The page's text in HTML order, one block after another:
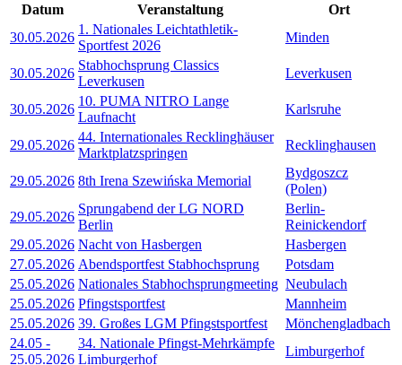
Datum Veranstaltung
Ort
30.05.2026
1. Nationales Leichtathletik-
Sportfest 2026
Minden
30.05.2026
Stabhochsprung Classics
Leverkusen
Leverkusen
30.05.2026
10. PUMA NITRO Lange
Laufnacht
Karlsruhe
29.05.2026
44. Internationales Recklinghäuser
Marktplatzspringen
Recklinghausen
29.05.2026 8th Irena Szewińska Memorial
Bydgoszcz
(Polen)
29.05.2026
Sprungabend der LG NORD
Berlin
Berlin-
Reinickendorf
29.05.2026 Nacht von Hasbergen
Hasbergen
27.05.2026 Abendsportfest Stabhochsprung
Potsdam
25.05.2026 Nationales Stabhochsprungmeeting Neubulach
25.05.2026 Pfingstsportfest
Mannheim
25.05.2026 39. Großes LGM Pfingstsportfest
Mönchengladbach
24.05 -
25.05.2026
34. Nationale Pfingst-Mehrkämpfe
Limburgerhof
Limburgerhof